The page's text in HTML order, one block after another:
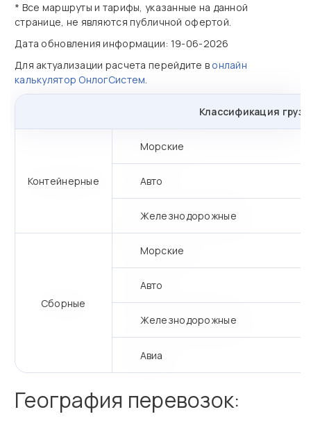
* Все маршруты и тарифы, указанные на данной
странице, не являются публичной офертой.
Дата обновления информации: 19-06-2026
Для актуализации расчета перейдите в онлайн
калькулятор ОнлогСистем.
Классификация
Контейнерные
Морские
Авто
Железнодорожные
Сборные
Морские
Авто
Железнодорожные
Авиа
География перевозок: